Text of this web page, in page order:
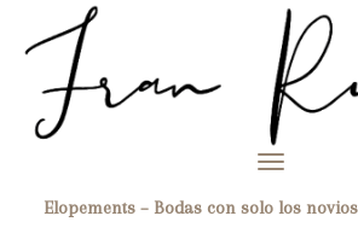
Toggle
Elopements – Bodas con solo los